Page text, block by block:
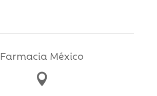
Farmacia México
